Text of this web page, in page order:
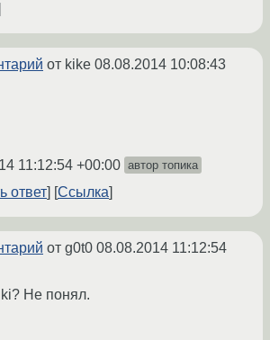
от kike 08.08.2014 10:08:43
11:12:54 +00:00 автор топика
ответ Ссылка
от g0t0 08.08.2014 11:12:54
Не понял.